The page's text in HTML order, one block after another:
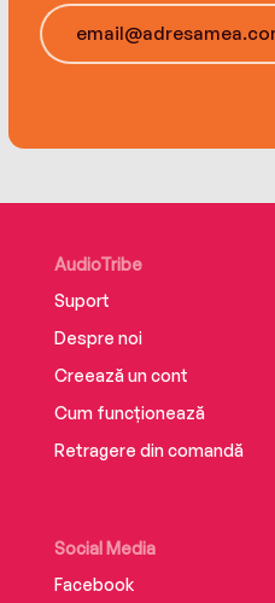
AudioTribe
Suport
Despre noi
Creează un cont
Cum funcționează
Retragere din comandă
Social Media
Facebook